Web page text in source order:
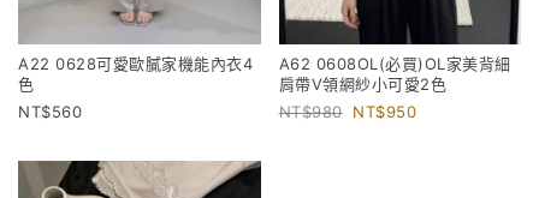
A22 0628可愛歐膩家機能內衣4
色
560
A62 0608OL(必買)OL家美背細
肩帶V領網紗小可愛2色
980
950